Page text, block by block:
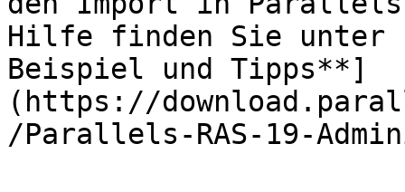
Hilfe finden Sie
Beispiel und Tipps**]
(https://
/Parallels-RAS-19-